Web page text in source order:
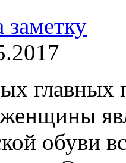
заметку
главных
обуви